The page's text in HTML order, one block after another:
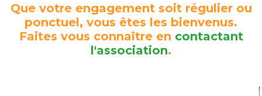
Que votre engagement soit régulier ou
ponctuel, vous êtes les bienvenus.
Faites vous connaître en contactant
l'association.